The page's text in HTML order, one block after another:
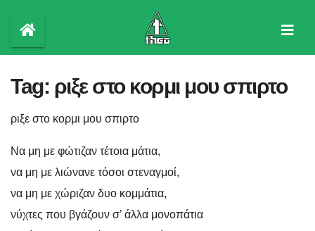
content
Tag: ριξε στο κορμι μου σπιρτο
ριξε στο κορμι μου σπιρτο
Να μη με φώτιζαν τέτοια μάτια,
να μη με λιώνανε τόσοι στεναγμοί,
να μη με χώριζαν δυο κομμάτια,
νύχτες που βγάζουν σ’ άλλα μονοπάτια